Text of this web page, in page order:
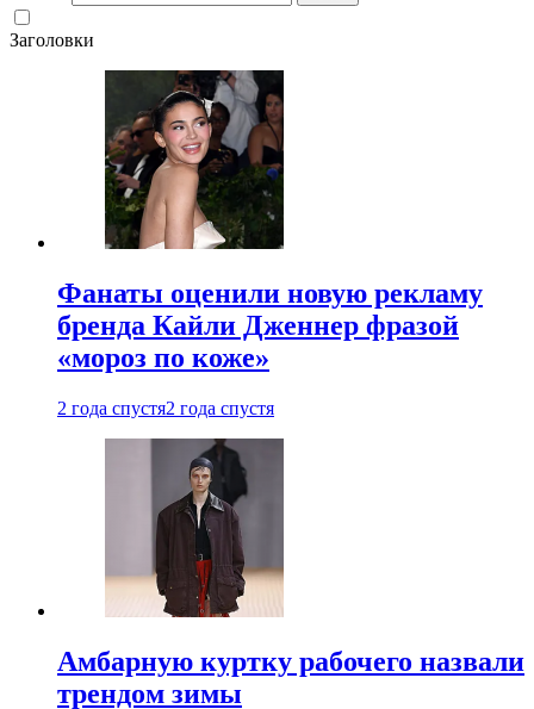
Заголовки
Фанаты оценили новую рекламу
бренда Кайли Дженнер фразой
«мороз по коже»
2 года спустя2 года спустя
Амбарную куртку рабочего назвали
трендом зимы